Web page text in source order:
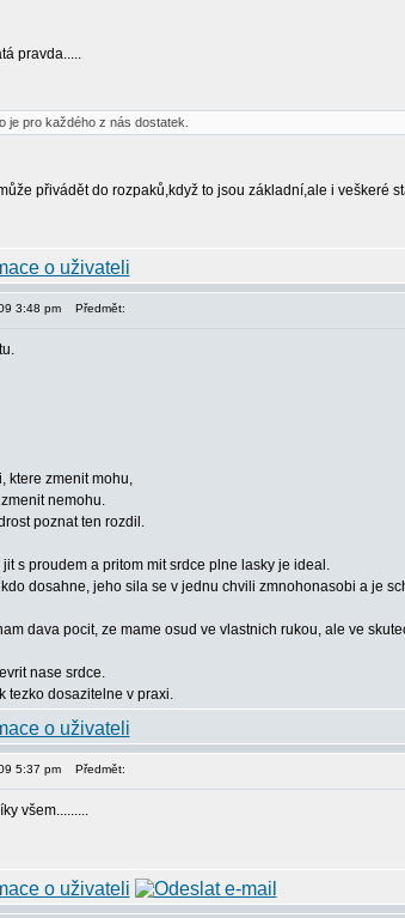
pravda.....
je pro každého z nás dostatek.
přivádět do rozpaků,když to jsou základní,ale i veškeré
3:48 pm Předmět:
ktere zmenit mohu,
nemohu.
poznat ten rozdil.
s proudem a pritom mit srdce plne lasky je ideal.
dosahne, jeho sila se v jednu chvili zmnohonasobi a je
dava pocit, ze mame osud ve vlastnich rukou, ale ve
nase srdce.
tezko dosazitelne v praxi.
5:37 pm Předmět:
všem.........